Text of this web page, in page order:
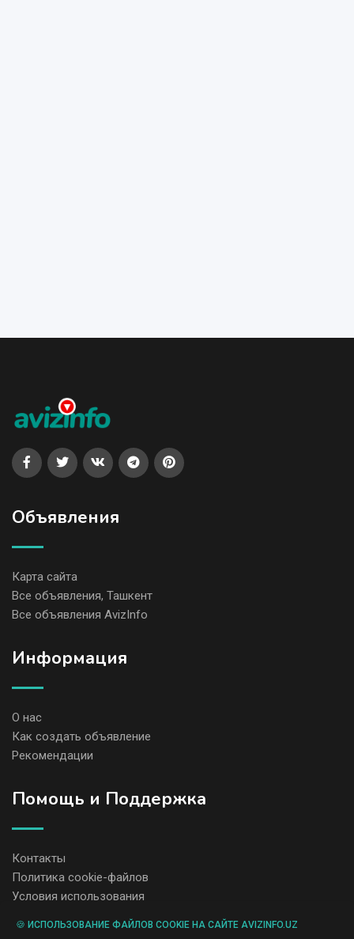
Объявления
Карта сайта
Все объявления, Ташкент
Все объявления AvizInfo
Информация
О нас
Как создать объявление
Рекомендации
Помощь и Поддержка
Контакты
Политика cookie-файлов
Условия использования
🍪 ИСПОЛЬЗОВАНИЕ ФАЙЛОВ COOKIE НА САЙТЕ AVIZINFO.UZ